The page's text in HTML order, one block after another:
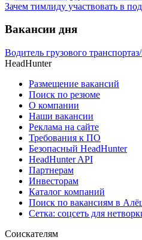
Зачем тимлиду участвовать в
Вакансии дня
Водитель грузового транспорта
HeadHunter
Размещение вакансий
Поиск по резюме
О компании
Наши вакансии
Реклама на сайте
Требования к ПО
Безопасный HeadHunter
HeadHunter API
Партнерам
Инвесторам
Каталог компаний
Поиск по вакансиям в
Сетка: соцсеть для
Соискателям